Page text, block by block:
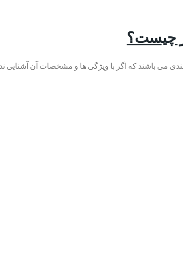
چیست؟
بندی می باشند که اگر با ویژگی ها و مشخصات آن